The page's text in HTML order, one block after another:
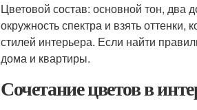
Цветовой состав: основной тон, два
окружность спектра и взять
стилей интерьера. Если найти
дома и квартиры.
Сочетание цветов в